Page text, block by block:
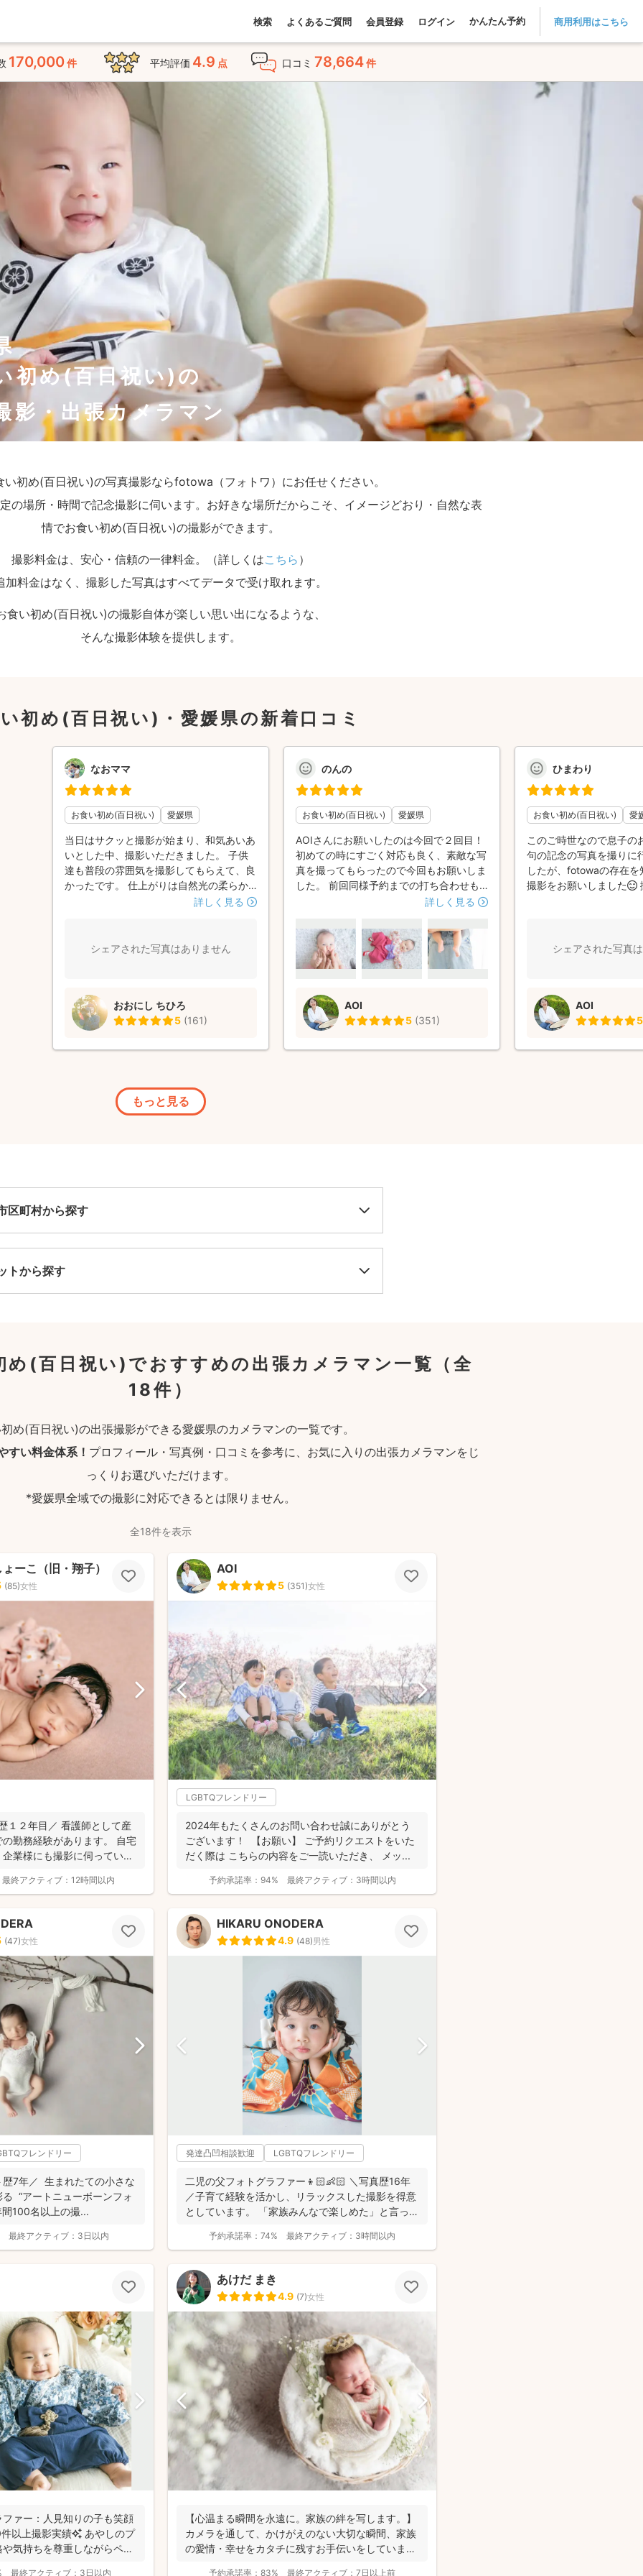
検索 よくあるご質問 会員登録 ログイン かんたん予約 商用利用はこちら
170,000件 平均評価 4.9 点 口コミ 78,664件
初め(百日祝い)の
影・出張カメラマン
い初め(百日祝い)の写真撮影ならfotowa（フォトワ）にお任せください。
の場所・時間で記念撮影に伺います。お好きな場所だからこそ、イメージどおり・自然な表
情でお食い初め(百日祝い)の撮影ができます。
撮影料金は、安心・信頼の一律料金。（詳しくはこちら ）
加料金はなく、撮影した写真はすべてデータで受け取れます。
食い初め(百日祝い)の撮影自体が楽しい思い出になるような、
そんな撮影体験を提供します。
初め(百日祝い)・愛媛県の新着口コミ
なおママ
お食い初め(百日祝い) 愛媛県
当日はサクッと撮影が始まり、和気あいあ
いとした中、撮影いただきました。 子供
達も普段の雰囲気を撮影してもらえて、良
かったです。 仕上がりは自然光の柔らか
く暖かい写真ばかりで、大満足でした。
詳しく見る
シェアされた写真はありません
おおにし ちひろ
5 (161)
のんの
お食い初め(百日祝い) 愛媛県
AOIさんにお願いしたのは今回で２回目！
初めての時にすごく対応も良く、素敵な写
真を撮ってもらったので今回もお願いしま
した。 前回同様予約までの打ち合わせも
やり取りをしてスムーズに行え撮影当日！
して頂き今回もいい写真を沢山撮ってもら
えました。 また記念日撮影お願いしたい
と思っています！
詳しく見る
AOI
5 (351)
ひまわり
お食い初め(百日祝い) 愛
このご時世なので息子の
句の記念の写真を撮りに
したが、fotowaの存在を
撮影をお願いしました😊
✨ やっぱりカメラマン
シェアされた写真
AOI
5
もっと見る
区町村から探す
トから探す
め(百日祝い)でおすすめの出張カメラマン一覧
（全
18件）
め(百日祝い)の出張撮影ができる愛媛県のカメラマンの一覧です。
い料金体系！ プロフィール・写真例・口コミを参考に、お気に入りの出張カメラマンをじ
っくりお選びいただけます。
*愛媛県全域での撮影に対応できるとは限りません。
全18件を表示
ーこ（旧・翔子）
(85)女性
１２年目／ 看護師として産
勤務経験があります。 自宅
業様にも撮影に伺っていま
最終アクティブ： 12時間以内
AOI
5 (351)女性
LGBTQフレンドリー
2024年もたくさんのお問い合わせ誠にありがとう
ございます！ 【お願い】 ご予約リクエストをいた
だく際は こちらの内容をご一読いただき、 メッ...
予約承諾率： 94% 最終アクティブ： 3時間以内
(47)女性
フレンドリー
ての小さな
ォ
100名以上の撮...
最終アクティブ： 3日以内
HIKARU ONODERA
4.9 (48)男性
発達凸凹相談歓迎 LGBTQフレンドリー
二児の父フォトグラファー👦🏻👶🏻 ＼写真歴16年
／子育て経験を活かし、リラックスした撮影を得意
としています。 「家族みんなで楽しめた」と言って
予約承諾率： 74% 最終アクティブ： 3時間以内
ァー：人見知りの子も笑顔
以上撮影実績✨ あやしのプ
気持ちを尊重しながらペー
最終アクティブ： 3日以内
あけだ まき
4.9 (7)女性
【心温まる瞬間を永遠に。家族の絆を写します。】
カメラを通して、かけがえのない大切な瞬間、家族
の愛情・幸せをカタチに残すお手伝いをしていま
予約承諾率： 83% 最終アクティブ： 7日以上前